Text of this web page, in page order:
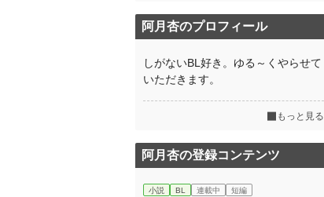
阿月杏のプロフィール
しがないBL好き。ゆる～くやらせて
いただきます。
もっと見る
阿月杏の登録コンテンツ
小説 BL 連載中 短編